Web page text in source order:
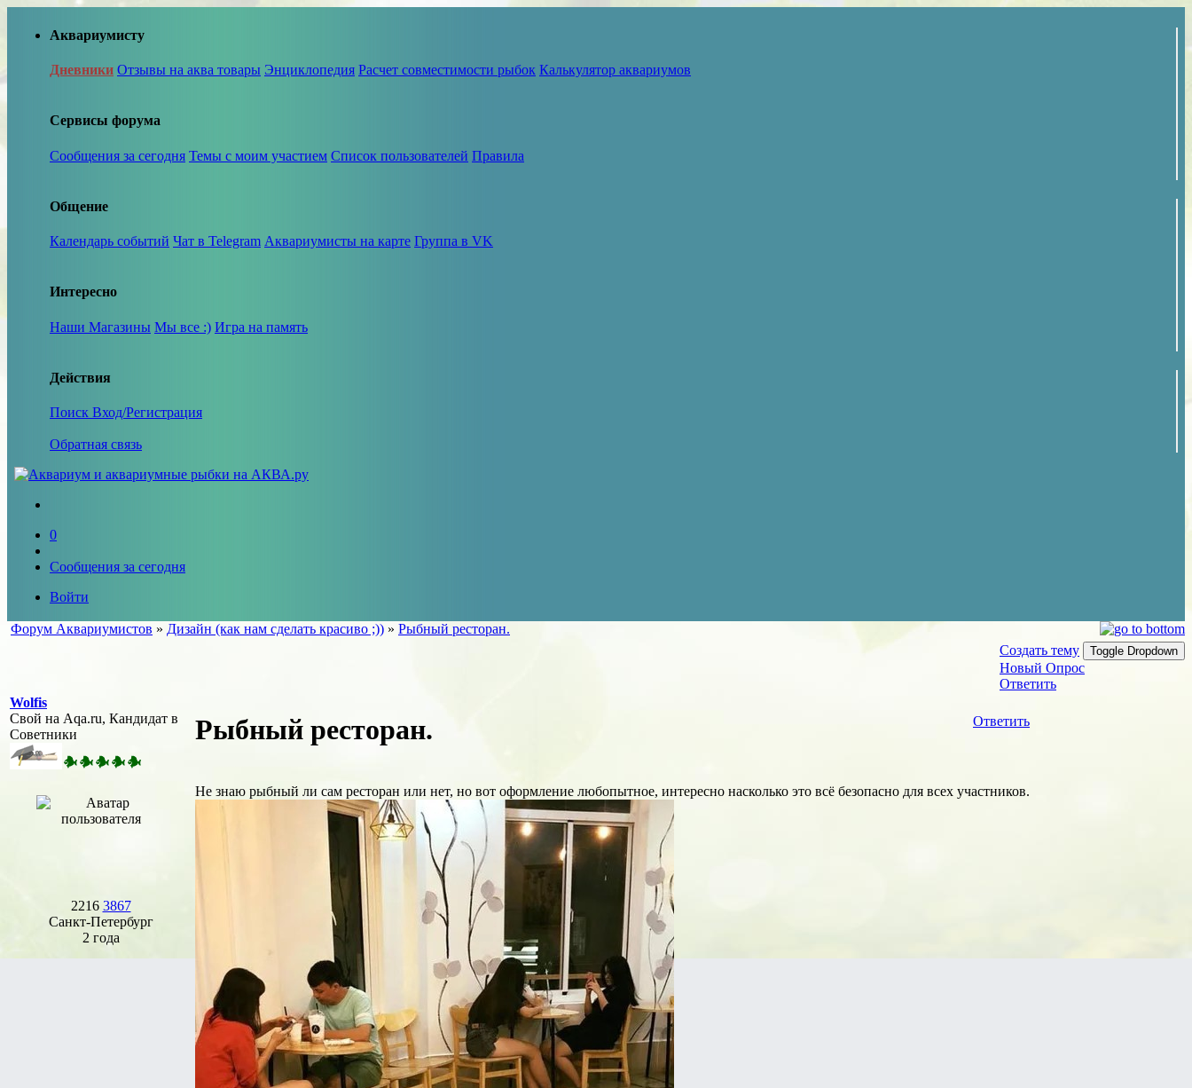
Аквариумисту
Дневники Отзывы на аква товары Энциклопедия Расчет совместимости рыбок Калькулятор аквариумов
Сервисы форума
Сообщения за сегодня Темы с моим участием Список пользователей Правила
Общение
Календарь событий Чат в Telegram Аквариумисты на карте Группа в VK
Интересно
Наши Магазины Мы все :) Игра на память
Действия
Поиск Вход/Регистрация
Обратная связь
0
Сообщения за сегодня
Войти
Форум Аквариумистов » Дизайн (как нам сделать красиво ;)) » Рыбный ресторан.
Создать тему
Toggle Dropdown
Новый Опрос
Ответить
Wolfis
Свой на Aqa.ru, Кандидат в
Советники
2216 3867
Санкт-Петербург
2 года
Ответить
Рыбный ресторан.
Не знаю рыбный ли сам ресторан или нет, но вот оформление любопытное, интересно насколько это всё безопасно для всех участников.